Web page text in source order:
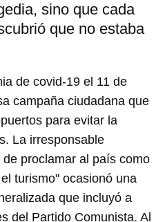
sino que cada
que no estaba
de covid-19 el 11 de
campaña ciudadana que
para evitar la
La irresponsable
proclamar al país como
turismo" ocasionó una
que incluyó a
del Partido Comunista. Al